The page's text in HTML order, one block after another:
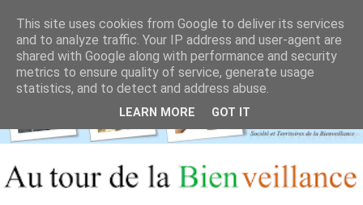
This site uses cookies from Google to deliver its services
and to analyze traffic. Your IP address and user-agent are
shared with Google along with performance and security
metrics to ensure quality of service, generate usage
statistics, and to detect and address abuse.
LEARN MORE GOT IT